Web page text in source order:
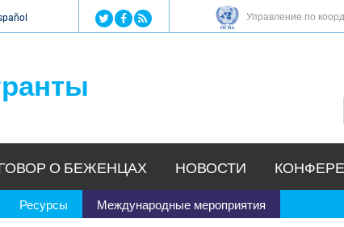
Jump to navigation Управление по
Ресурсы Международные мероприятия
О БЕЖЕНЦАХ НОВОСТИ